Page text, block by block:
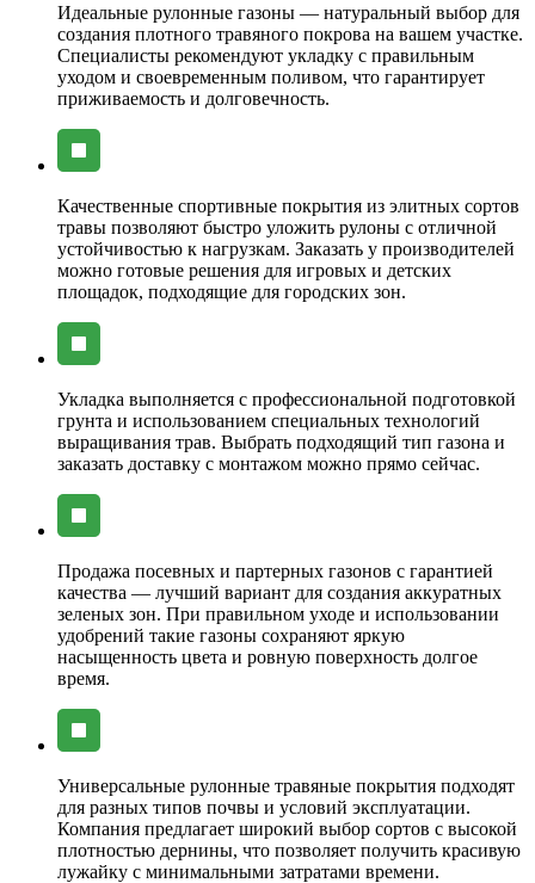
Идеальные рулонные газоны — натуральный выбор для
создания плотного травяного покрова на вашем участке.
Специалисты рекомендуют укладку с правильным
уходом и своевременным поливом, что гарантирует
приживаемость и долговечность.
Качественные спортивные покрытия из элитных сортов
травы позволяют быстро уложить рулоны с отличной
устойчивостью к нагрузкам. Заказать у производителей
можно готовые решения для игровых и детских
площадок, подходящие для городских зон.
Укладка выполняется с профессиональной подготовкой
грунта и использованием специальных технологий
выращивания трав. Выбрать подходящий тип газона и
заказать доставку с монтажом можно прямо сейчас.
Продажа посевных и партерных газонов с гарантией
качества — лучший вариант для создания аккуратных
зеленых зон. При правильном уходе и использовании
удобрений такие газоны сохраняют яркую
насыщенность цвета и ровную поверхность долгое
время.
Универсальные рулонные травяные покрытия подходят
для разных типов почвы и условий эксплуатации.
Компания предлагает широкий выбор сортов с высокой
плотностью дернины, что позволяет получить красивую
лужайку с минимальными затратами времени.